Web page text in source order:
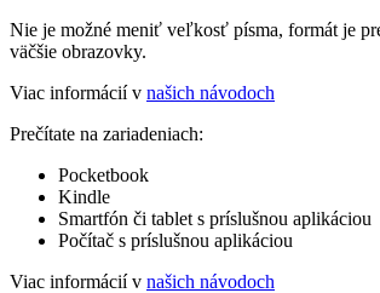
Nie je možné meniť veľkosť písma, formát je
väčšie obrazovky.
Viac informácií v našich návodoch
Prečítate na zariadeniach:
Pocketbook
Kindle
Smartfón či tablet s príslušnou aplikáciou
Počítač s príslušnou aplikáciou
Viac informácií v našich návodoch